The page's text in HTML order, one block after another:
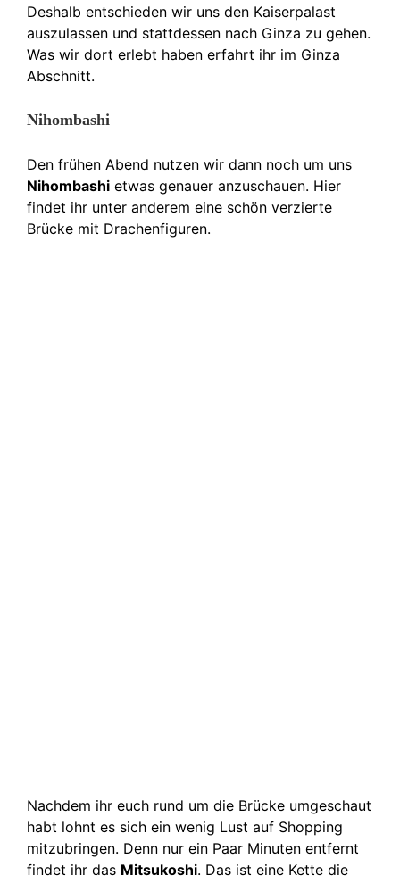
Deshalb entschieden wir uns den Kaiserpalast
auszulassen und stattdessen nach Ginza zu gehen.
Was wir dort erlebt haben erfahrt ihr im Ginza
Abschnitt.
Nihombashi
Den frühen Abend nutzen wir dann noch um uns
Nihombashi etwas genauer anzuschauen. Hier
findet ihr unter anderem eine schön verzierte
Brücke mit Drachenfiguren.
Nachdem ihr euch rund um die Brücke umgeschaut
habt lohnt es sich ein wenig Lust auf Shopping
mitzubringen. Denn nur ein Paar Minuten entfernt
findet ihr das Mitsukoshi. Das ist eine Kette die